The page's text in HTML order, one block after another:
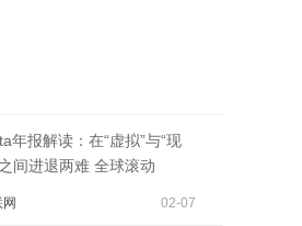
年报解读：在“虚拟”与“现
间进退两难 全球滚动
02-07